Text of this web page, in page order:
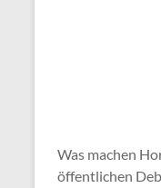
Was machen
öffentlichen